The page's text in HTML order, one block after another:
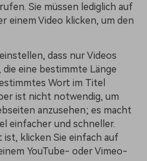
Sie müssen lediglich auf
einem Video klicken, um den
dass nur Videos
eine bestimmte Länge
Wort im Titel
ist nicht notwendig, um
anzusehen; es macht
einfacher und schneller.
ist, klicken Sie einfach auf
YouTube- oder Vimeo-